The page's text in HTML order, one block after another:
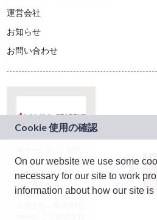
運営会社
お知らせ
お問い合わせ
ドコモグループの新
規事業創出プログラ
ム「docomo
STARTUP」を通じて
On our website we use some
necessary for our site to work
information about how our site is